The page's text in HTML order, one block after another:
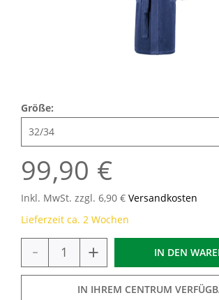
99,90 €
Inkl. MwSt. zzgl. 6,90 € Versandkosten
Lieferzeit ca. 2 Wochen
Größe:
- + IN DEN
IN IHREM CENTRUM